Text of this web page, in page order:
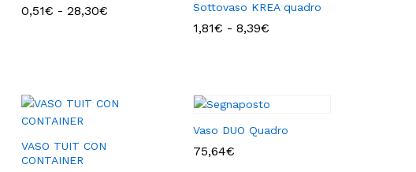
0,51€ - 28,30€
0,51€ 28,30€ Sottovaso KREA quadro
1,81€ - 8,39€Fascia
8,39€
1,81€ 8,39€
VASO TUIT CON
CONTAINER
Vaso DUO Quadro
75,64€
75,64€